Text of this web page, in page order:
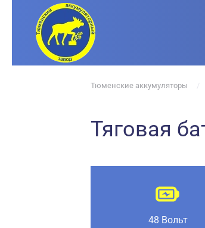
Тюменские аккумуляторы
Тяговая
48 Вольт